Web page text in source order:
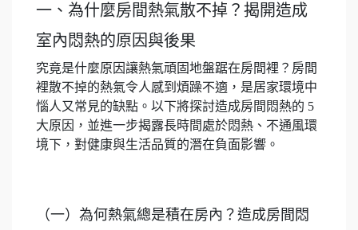
一、為什麼房間熱氣散不掉？揭開造成
室內悶熱的原因與後果
究竟是什麼原因讓熱氣頑固地盤踞在房間裡？房間
裡散不掉的熱氣令人感到煩躁不適，是居家環境中
惱人又常見的缺點。以下將探討造成房間悶熱的 5
大原因，並進一步揭露長時間處於悶熱、不通風環
境下，對健康與生活品質的潛在負面影響。
（一）為何熱氣總是積在房內？造成房間悶